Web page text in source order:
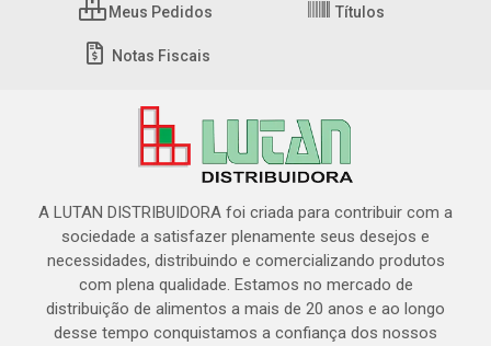
Meus Pedidos Títulos
Notas Fiscais
A LUTAN DISTRIBUIDORA foi criada para contribuir com a
sociedade a satisfazer plenamente seus desejos e
necessidades, distribuindo e comercializando produtos
com plena qualidade. Estamos no mercado de
distribuição de alimentos a mais de 20 anos e ao longo
desse tempo conquistamos a confiança dos nossos